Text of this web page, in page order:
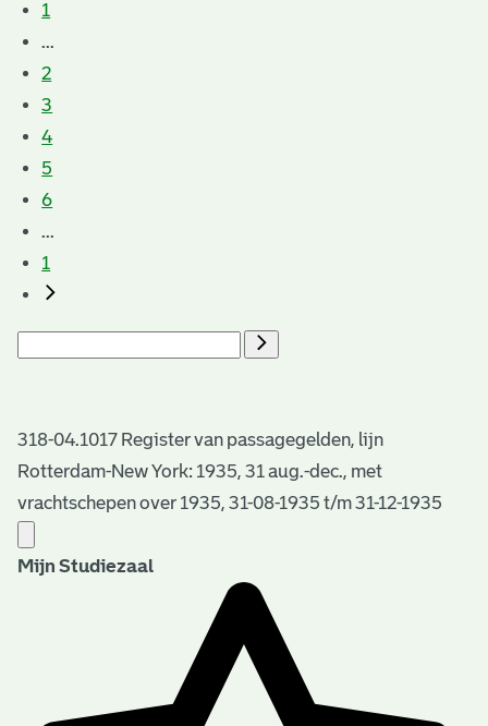
1
...
2
3
4
5
6
...
1
318-04.1017 Register van passagegelden, lijn
Rotterdam-New York: 1935, 31 aug.-dec., met
vrachtschepen over 1935, 31-08-1935 t/m 31-12-1935
Mijn Studiezaal